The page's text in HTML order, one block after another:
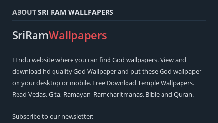
ABOUT SRI RAM WALLPAPERS
SriRamWallpapers
Hindu website where you can find God wallpapers. View and
download hd quality God Wallpaper and put these God wallpaper
on your desktop or mobile. Free Download Temple Wallpapers.
Read Vedas,Gita, Ramayan, Ramcharitmanas, Bibleand Quran.
Subscribe to our newsletter: